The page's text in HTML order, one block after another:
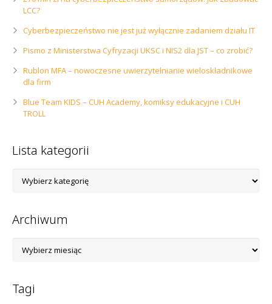
LCC?
Cyberbezpieczeństwo nie jest już wyłącznie zadaniem działu IT
Pismo z Ministerstwa Cyfryzacji UKSC i NIS2 dla JST – co zrobić?
Rublon MFA – nowoczesne uwierzytelnianie wieloskładnikowe
dla firm
Blue Team KIDS – CUH Academy, komiksy edukacyjne i CUH
TROLL
Lista kategorii
kategorii
Archiwum
Tagi